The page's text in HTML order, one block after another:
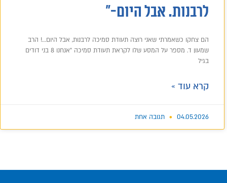
לרבנות. אבל היום-"
הם צחקו כשאמרתי שאני רוצה תעודת סמיכה לרבנות, אבל היום…! הרב
שמעון ד. מספר על המסע שלו לקראת תעודת סמיכה "אנחנו 8 בני דודים
בגיל
קרא עוד »
04.05.2026 תגובה אחת